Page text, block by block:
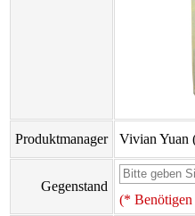
Produktmanager Vivian Yuan
Gegenstand
(* Benötigen